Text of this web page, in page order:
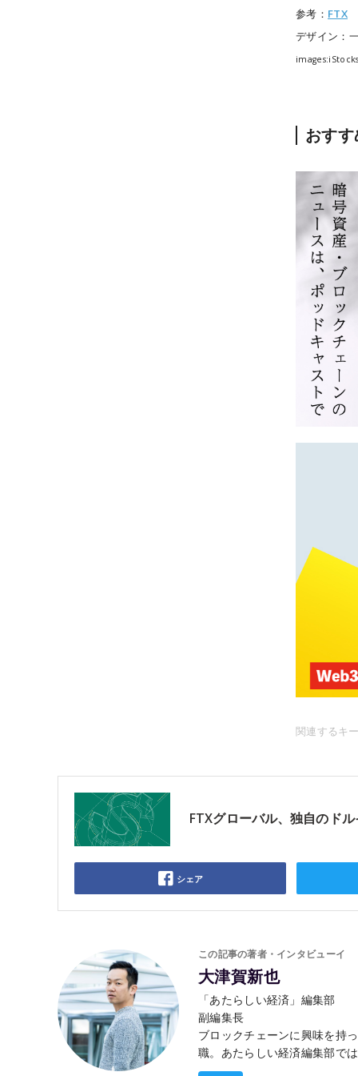
参考： FTX
デザイン：
おす
関連するキ
FTXグローバル、独自のド
シェア
この記事の著者・インタビューイ
大津賀新也
「あたらしい経済」編集部
副編集長
ブロックチェーンに興味を持
職。あたらしい経済編集部で